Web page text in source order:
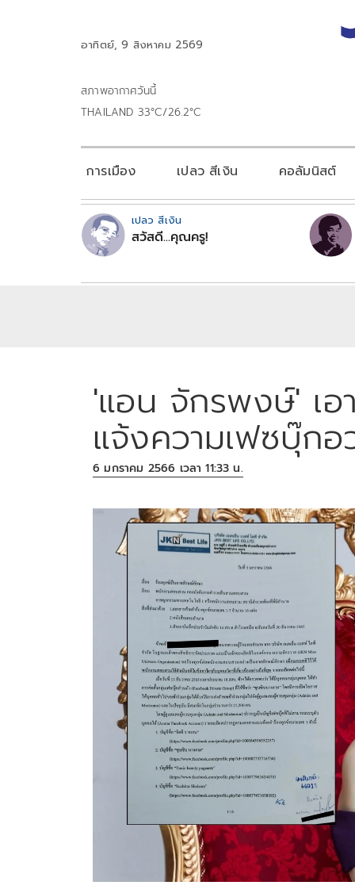
อาทิตย์, 9 สิงหาคม 2569
สภาพอากาศวันนี้
THAILAND 33°C/26.2°C
การเมือง เปลว สีเงิน คอลัมนิสต์
เปลว สีเงิน
สวัสดี...คุณครู!
'แอน จักรพงษ์' เอ
แจ้งความเฟซบุ๊กอ
6 มกราคม 2566 เวลา 11:33 น.